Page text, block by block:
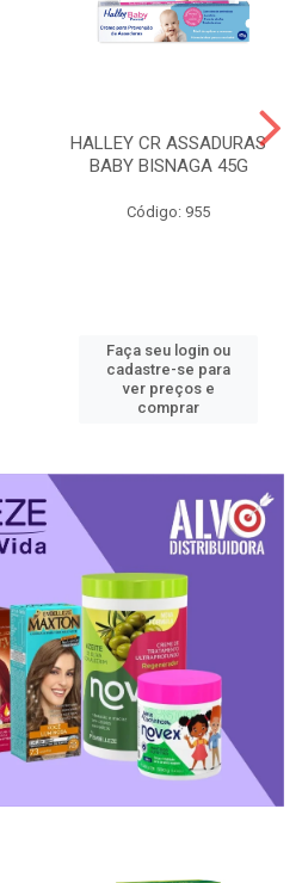
HALLEY CR ASSADURAS
BABY BISNAGA 45G
Código: 955
Faça seu login ou
cadastre-se para
ver preços e
comprar